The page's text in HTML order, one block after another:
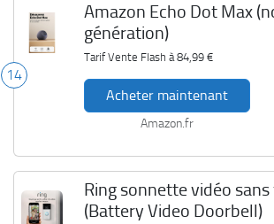
14
Amazon Echo Dot Max
génération)
Tarif Vente Flash à84,99 €
Acheter maintenant
Amazon.fr
Ring sonnette vidéo sans
(Battery Video Doorbell)